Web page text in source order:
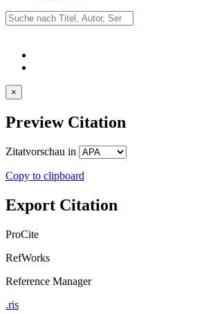
×
Preview Citation
Zitatvorschau in
Copy to clipboard
Export Citation
ProCite
RefWorks
Reference Manager
.ris